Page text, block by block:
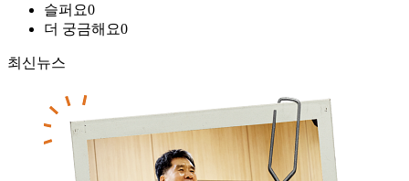
슬퍼요0
더 궁금해요0
최신뉴스